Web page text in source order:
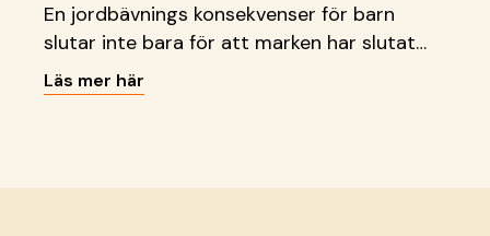
En jordbävnings konsekvenser för barn
slutar inte bara för att marken har slutat
att skaka. Läs vad vi gör just nu.
Läs mer här